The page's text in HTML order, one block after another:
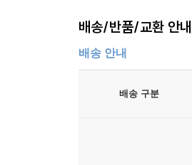
배송/반품/교환 안내
배송 안내
배송 구분